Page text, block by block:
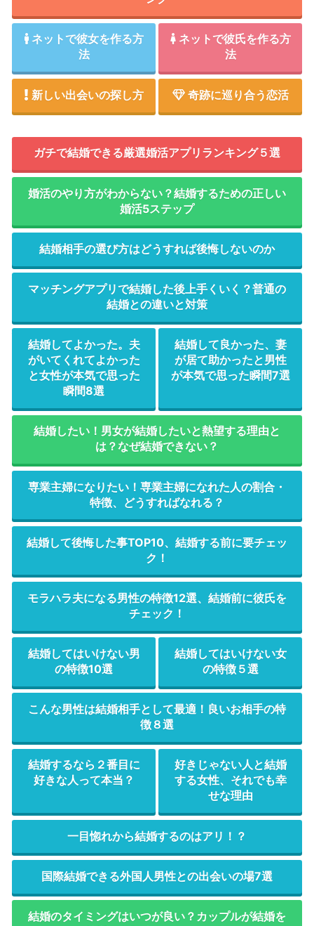
ネットで彼女を作る方
法
ネットで彼氏を作る方
法
新しい出会いの探し方 奇跡に巡り合う恋活
ガチで結婚できる厳選婚活アプリランキング５選
婚活のやり方がわからない？結婚するための正しい
婚活5ステップ
結婚相手の選び方はどうすれば後悔しないのか
マッチングアプリで結婚した後上手くいく？普通の
結婚との違いと対策
結婚してよかった。夫
がいてくれてよかった
と女性が本気で思った
瞬間8選
結婚して良かった、妻
が居て助かったと男性
が本気で思った瞬間7選
結婚したい！男女が結婚したいと熱望する理由と
は？なぜ結婚できない？
専業主婦になりたい！専業主婦になれた人の割合・
特徴、どうすればなれる？
結婚して後悔した事TOP10、結婚する前に要チェッ
ク！
モラハラ夫になる男性の特徴12選、結婚前に彼氏を
チェック！
結婚してはいけない男
の特徴10選
結婚してはいけない女
の特徴５選
こんな男性は結婚相手として最適！良いお相手の特
徴８選
結婚するなら２番目に
好きな人って本当？
好きじゃない人と結婚
する女性、それでも幸
せな理由
一目惚れから結婚するのはアリ！？
国際結婚できる外国人男性との出会いの場7選
結婚のタイミングはいつが良い？カップルが結婚を